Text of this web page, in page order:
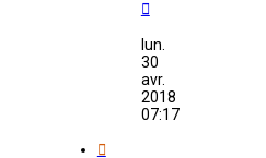
lun.
30
avr.
2018
07:17